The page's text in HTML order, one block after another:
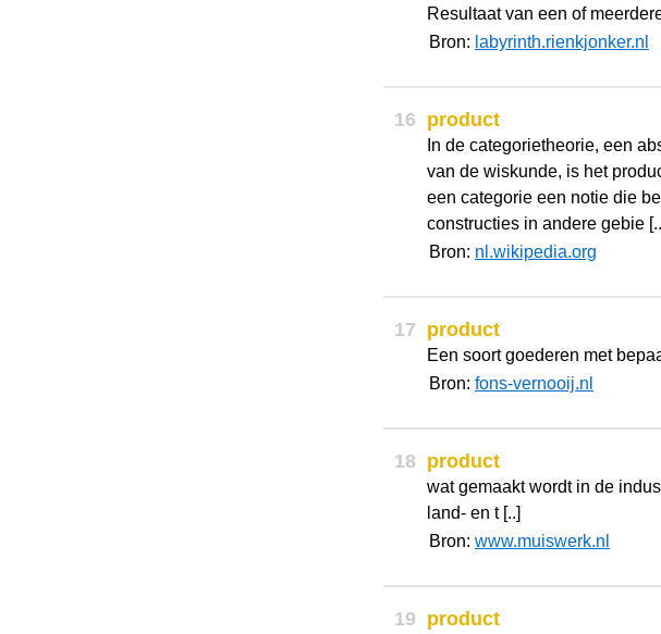
Resultaat van een of
Bron: labyrinth.rienkjonker.nl
16 product
In de categorietheorie, een
van de wiskunde, is het
een categorie een notie die
constructies in andere gebie
Bron: nl.wikipedia.org
17 product
Een soort goederen met
Bron: fons-vernooij.nl
18 product
wat gemaakt wordt in de
land- en t [..]
Bron: www.muiswerk.nl
19 product